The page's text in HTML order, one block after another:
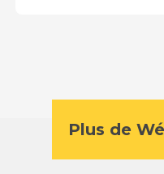
Plus de